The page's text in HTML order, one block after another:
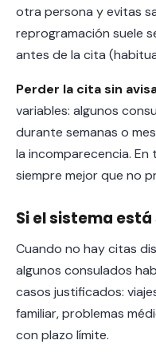
otra persona y evitas
reprogramación suele
antes de la cita
Perder la cita sin
variables: algunos
durante semanas o
la incomparecencia.
siempre mejor que no
Si el sistema
Cuando no hay citas
algunos consulados
casos justificados:
familiar, problemas
con plazo límite.